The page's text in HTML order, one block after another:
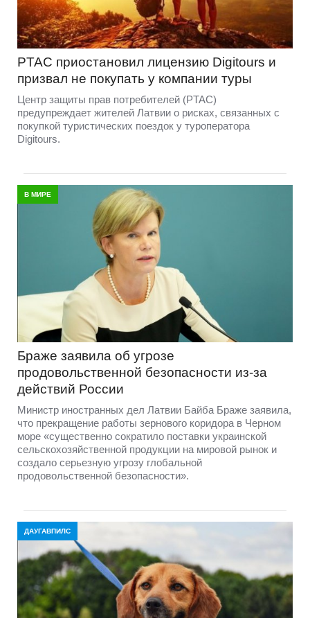
PTAC приостановил лицензию Digitours и
призвал не покупать у компании туры
Центр защиты прав потребителей (PTAC)
предупреждает жителей Латвии о рисках, связанных с
покупкой туристических поездок у туроператора
Digitours.
В МИРЕ
Браже заявила об угрозе
продовольственной безопасности из-за
действий России
Министр иностранных дел Латвии Байба Браже заявила,
что прекращение работы зернового коридора в Черном
море «существенно сократило поставки украинской
сельскохозяйственной продукции на мировой рынок и
создало серьезную угрозу глобальной
продовольственной безопасности».
ДАУГАВПИЛС